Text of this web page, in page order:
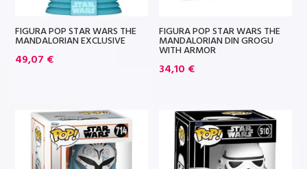
FIGURA POP STAR WARS THE
MANDALORIAN EXCLUSIVE
49,07 €
FIGURA POP STAR WARS THE
MANDALORIAN DIN GROGU
WITH ARMOR
34,10 €